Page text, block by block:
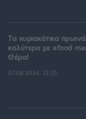
Tα κυριακάτικα
καλύτερα με efood
Θέμα!
07.08.2026, 12:25